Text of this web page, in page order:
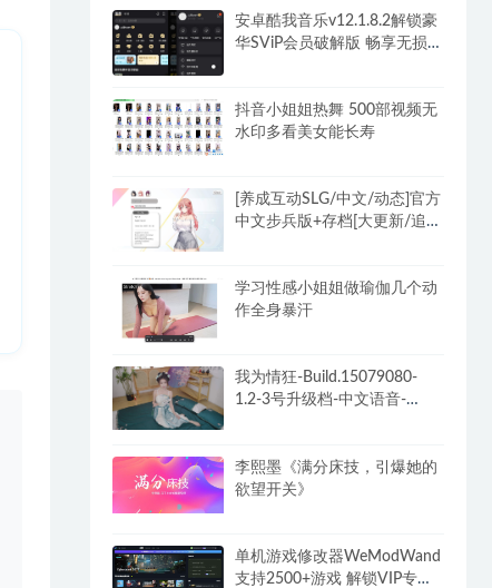
安卓酷我音乐v12.1.8.2解锁豪
华SViP会员破解版 畅享无损音
抖音小姐姐热舞 500部视频无
水印多看美女能长寿
[养成互动SLG/中文/动态]官方
中文步兵版+存档[大更新/追加
学习性感小姐姐做瑜伽几个动
作全身暴汗
我为情狂-Build.15079080-
1.2-3号升级档-中文语音-
李熙墨《满分床技，引爆她的
欲望开关》
单机游戏修改器WeModWand
支持2500+游戏 解锁VIP专业